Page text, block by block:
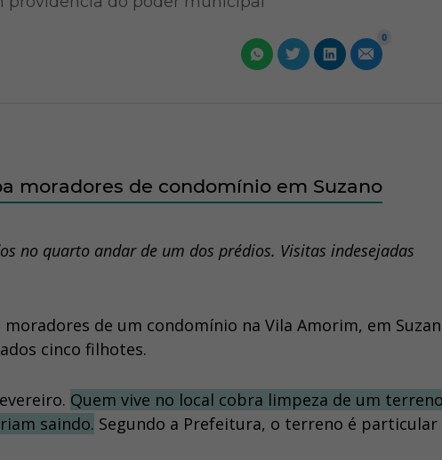
0
moradores de condomínio em Suzano
no quarto andar de um dos prédios. Visitas indesejadas
de um condomínio na Vila Amorim, em
cinco filhotes.
Quem vive no local cobra limpeza de um
saindo. Segundo a Prefeitura, o terreno é particular